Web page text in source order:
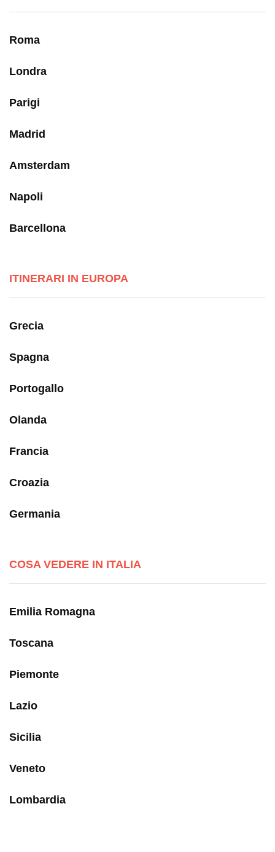
Roma
Londra
Parigi
Madrid
Amsterdam
Napoli
Barcellona
ITINERARI IN EUROPA
Grecia
Spagna
Portogallo
Olanda
Francia
Croazia
Germania
COSA VEDERE IN ITALIA
Emilia Romagna
Toscana
Piemonte
Lazio
Sicilia
Veneto
Lombardia